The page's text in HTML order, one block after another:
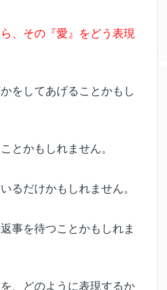
、その『愛』をどう表現
をしてあげることかもし
とかもしれません。
るだけかもしれません。
事を待つことかもしれま
、どのように表現するか